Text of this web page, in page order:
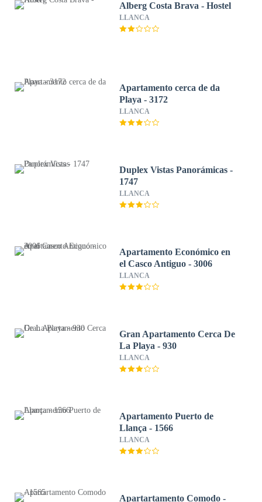
Alberg Costa Brava - Hostel
LLANCA
Apartamento cerca de da
Playa - 3172
LLANCA
Duplex Vistas Panorámicas -
1747
LLANCA
Apartamento Económico en
el Casco Antiguo - 3006
LLANCA
Gran Apartamento Cerca De
La Playa - 930
LLANCA
Apartamento Puerto de
Llança - 1566
LLANCA
Apartartamento Comodo -